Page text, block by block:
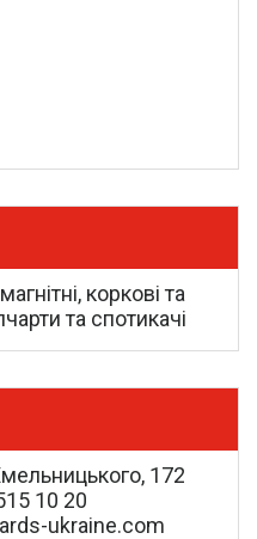
коркові та
та спотикачі
172
10 20
ukraine.com